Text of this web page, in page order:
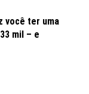
você ter uma
mil – e